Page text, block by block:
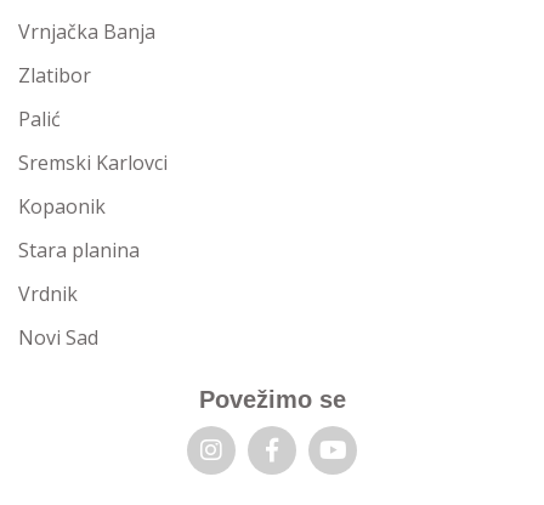
Vrnjačka Banja
Zlatibor
Palić
Sremski Karlovci
Kopaonik
Stara planina
Vrdnik
Novi Sad
Povežimo se